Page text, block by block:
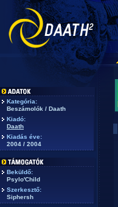
Kategória:
Beszámolók / Daath
Kiadó:
Daath
Kiadás éve:
2004 / 2004
Beküldő:
Psylo'Child
Szerkesztő:
Siphersh